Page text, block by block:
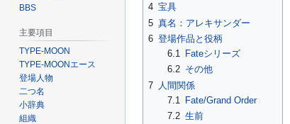
に
移
4 宝具
5 真名：アレキサンダー
6 登場作品と役柄
6.1
Fateシリーズ
6.2 その他
7
人間関係
7.1
Fate/Grand Order
7.2 生前
BBS
主要項目
TYPE-MOON
TYPE-MOONエース
登場人物
二つ名
小辞典
組織